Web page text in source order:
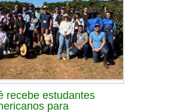
recebe estudantes
para